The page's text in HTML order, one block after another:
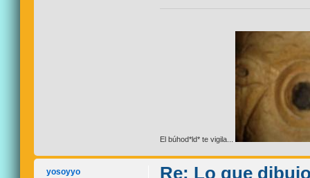
El búhod*ld* te vigila...
Re: Lo que
yosoyyo